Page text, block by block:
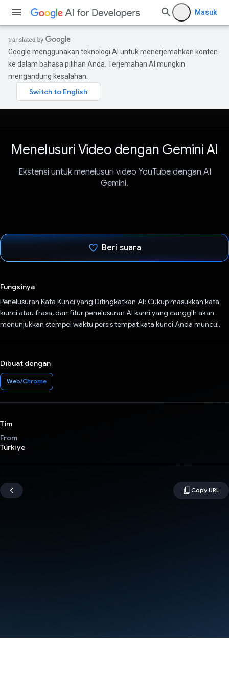
Masuk
Google menggunakan teknologi AI untuk menerjemahkan konten
ke dalam bahasa pilihan Anda. Terjemahan AI mungkin
mengandung kesalahan.
Menelusuri Video dengan Gemini AI
Ekstensi untuk menelusuri video YouTube dengan AI
Gemini.
Beri suara
Fungsinya
Penelusuran Kata Kunci yang Ditingkatkan AI: Cukup masukkan kata
kunci atau frasa, dan fitur penelusuran AI kami yang canggih akan
menunjukkan stempel waktu persis tempat kata kunci Anda muncul.
Dibuat dengan
Web/Chrome
Tim
From
Türkiye